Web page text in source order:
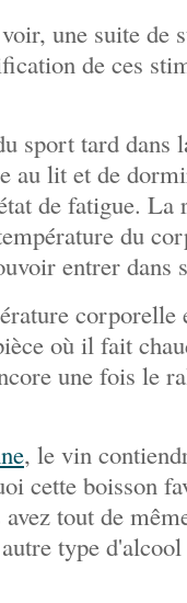
une suite de
de ces
sport tard dans
au lit et de
de fatigue. La
du
entrer dans
corporelle
où il fait
une fois le
, le vin
cette boisson
tout de
type